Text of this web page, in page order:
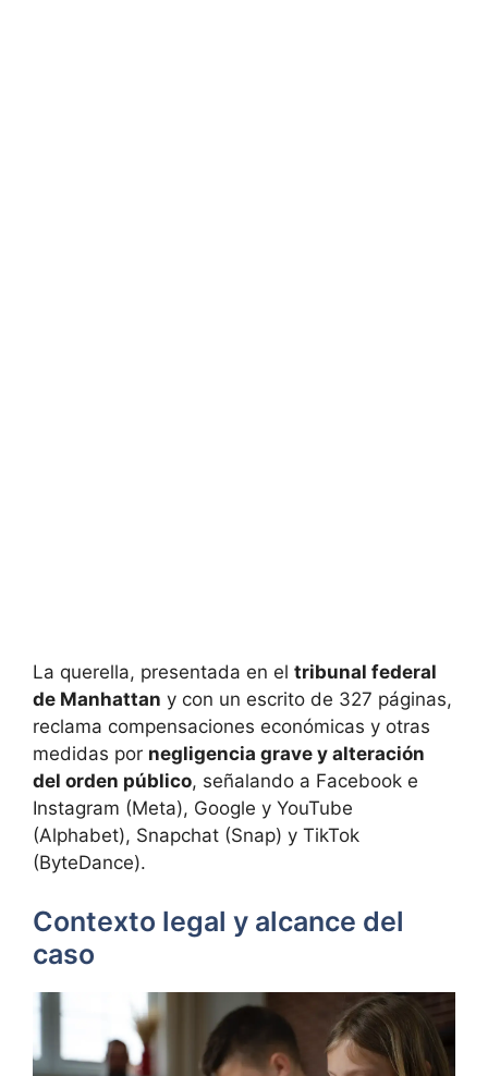
La querella, presentada en el tribunal federal
de Manhattan y con un escrito de 327 páginas,
reclama compensaciones económicas y otras
medidas por negligencia grave y alteración
del orden público, señalando a Facebook e
Instagram (Meta), Google y YouTube
(Alphabet), Snapchat (Snap) y TikTok
(ByteDance).
Contexto legal y alcance del
caso